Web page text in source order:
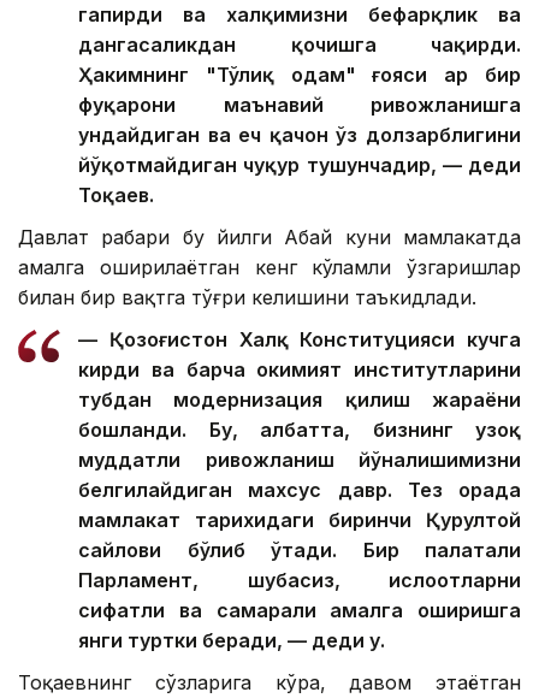
гапирди ва халқимизни бефарқлик ва
дангасаликдан қочишга чақирди.
Ҳакимнинг "Тўлиқ одам" ғояси ҳар бир
фуқарони маънавий ривожланишга
ундайдиган ва ҳеч қачон ўз долзарблигини
йўқотмайдиган чуқур тушунчадир, — деди
Тоқаев.
Давлат раҳбари бу йилги Абай куни мамлакатда
амалга оширилаётган кенг кўламли ўзгаришлар
билан бир вақтга тўғри келишини таъкидлади.
— Қозоғистон Халқ Конституцияси кучга
кирди ва барча ҳокимият институтларини
тубдан модернизация қилиш жараёни
бошланди. Бу, албатта, бизнинг узоқ
муддатли ривожланиш йўналишимизни
белгилайдиган махсус давр. Тез орада
мамлакат тарихидаги биринчи Қурултой
сайлови бўлиб ўтади. Бир палатали
Парламент, шубҳасиз, ислоҳотларни
сифатли ва самарали амалга оширишга
янги туртки беради, — деди у.
Тоқаевнинг сўзларига кўра, давом этаётган